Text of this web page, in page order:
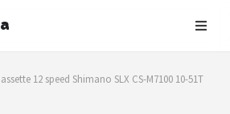
12 speed Shimano SLX CS-M7100 10-51T